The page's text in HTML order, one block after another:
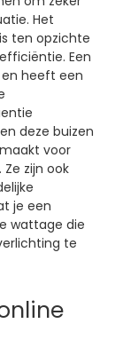
Het
ten opzichte
Een
heeft een
deze buizen
voor
zijn ook
je een
wattage die
te